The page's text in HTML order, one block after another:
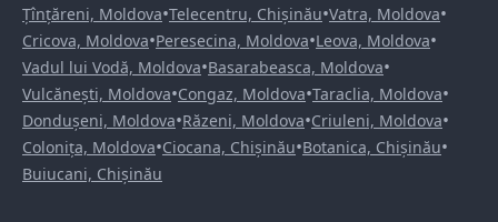
Țînțăreni, Moldova•Telecentru, Chișinău•Vatra, Moldova•
Cricova, Moldova•Peresecina, Moldova•Leova, Moldova•
Vadul lui Vodă, Moldova•Basarabeasca, Moldova•
Vulcănești, Moldova•Congaz, Moldova•Taraclia, Moldova•
Dondușeni, Moldova•Răzeni, Moldova•Criuleni, Moldova•
Colonița, Moldova•Ciocana, Chișinău•Botanica, Chișinău•
Buiucani, Chișinău